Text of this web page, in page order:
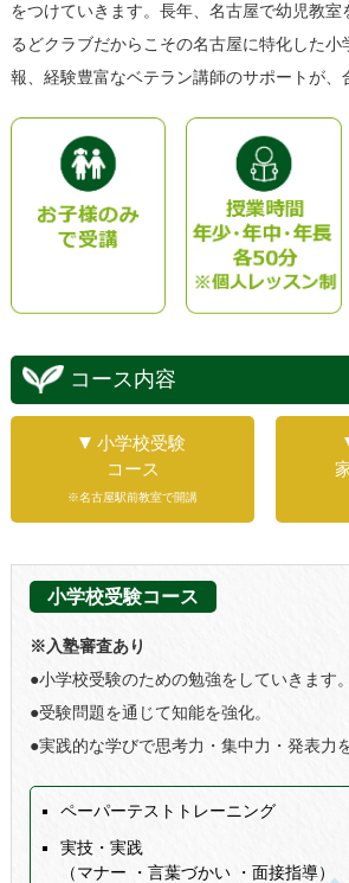
をつけていきます。長年、名古屋で幼児教室
るどクラブだからこその名古屋に特化した小
報、経験豊富なベテラン講師のサポートが、
コース内容
小学校受験
コース
※名古屋駅前教室で開講
小学校受験コース
※入塾審査あり
●小学校受験のための勉強をしていきます。
●受験問題を通じて知能を強化。
●実践的な学びで思考力・集中力・発表力
ペーパーテストトレーニング
実技・実践
（マナー ・言葉づかい ・面接指導）